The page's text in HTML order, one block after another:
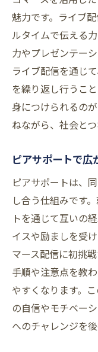
就労継
礎
ピアとの
由
ライブコ
方法
人気の
ウ
イラスト
大阪府で叶え
両立
就労継続
ト
ピア型
プログラ
性
魅力です。ライブ
ルタイムで伝える
力やプレゼンテー
ライブ配信を通じ
を繰り返し行うこ
身につけられるの
ねながら、社会と
ピアサポートで広
ピアサポートは、
し合う仕組みです
トを通じて互いの
イスや励ましを受
マース配信に初挑
手順や注意点を教
やすくなります。
の自信やモチベー
へのチャレンジを後